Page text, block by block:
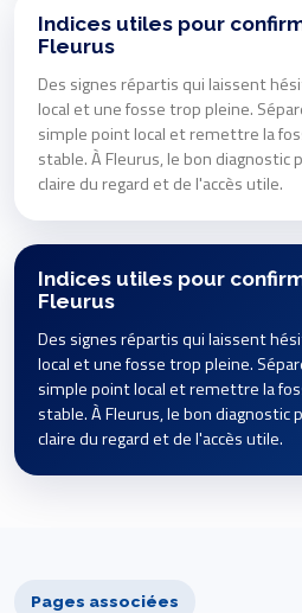
Indices utiles pour
Fleurus
Des signes répartis qui laissent
local et une fosse trop pleine.
simple point local et remettre la
stable. À Fleurus, le bon diagnostic
claire du regard et de l'accès utile.
Indices utiles pour
Fleurus
Des signes répartis qui laissent
local et une fosse trop pleine.
simple point local et remettre la
stable. À Fleurus, le bon diagnostic
claire du regard et de l'accès utile.
Pages associées